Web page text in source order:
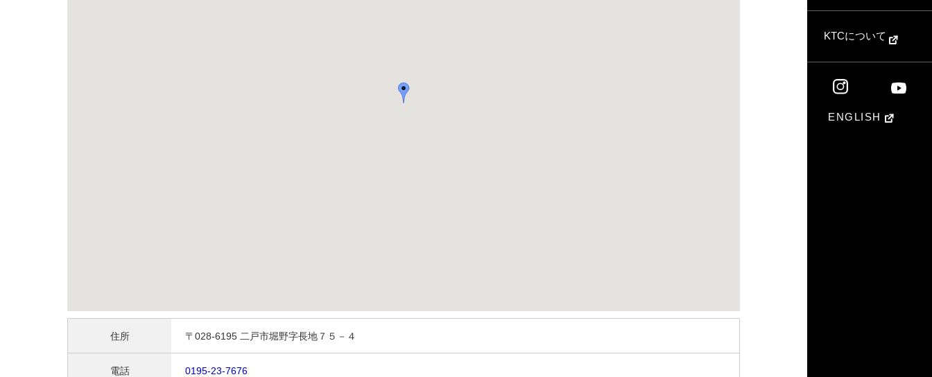
KTCについて
ENGLISH
住所 〒028-6195 二戸市堀野字長地７５－４
電話 0195-23-7676